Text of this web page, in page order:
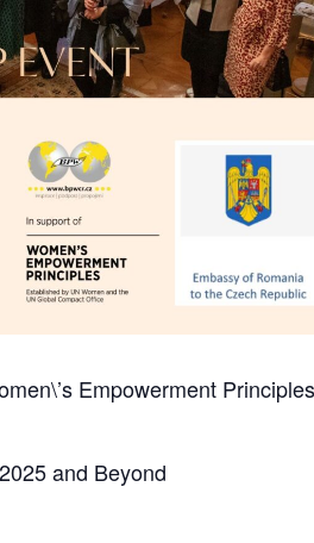
Empowerment Principles
and Beyond